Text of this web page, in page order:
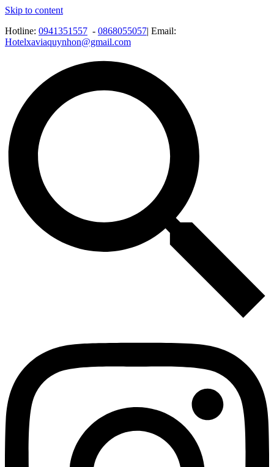
Skip to content
Hotline: 0941351557 - 0868055057| Email:
Hotelxaviaquynhon@gmail.com